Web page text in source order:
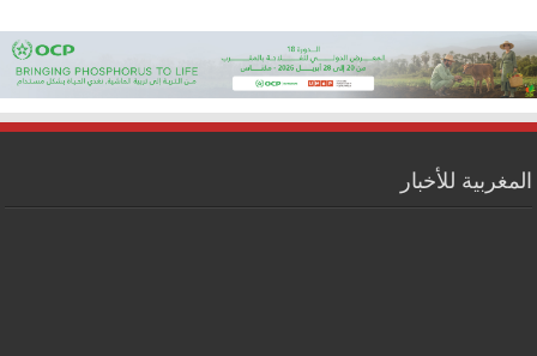
المغربية للأخبار